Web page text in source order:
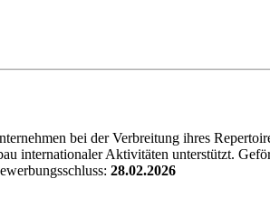
bei der Verbreitung ihres Re
internationaler Aktivitäten unterstützt.
28.02.2026